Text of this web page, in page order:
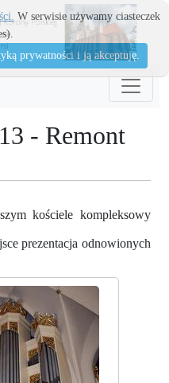
- Remont
kościele kompleksowy
prezentacja odnowionych
W serwisie używamy ciasteczek
prywatności i ją akceptuję.